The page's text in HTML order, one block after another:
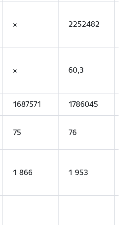
× 2252482
× 60,3
1687571 1786045
75 76
1 866 1 953